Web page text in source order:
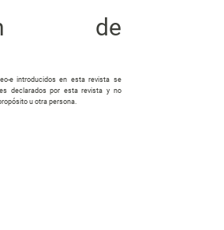
de
e introducidos en esta revista se
declarados por esta revista y no
u otra persona.